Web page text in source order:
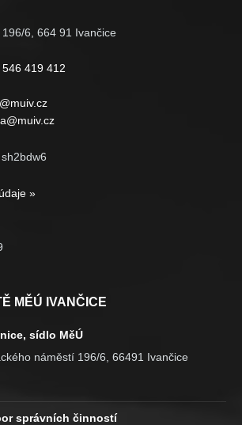
6, 664 91 Ivančice
546 419 412
»
MĚÚ IVANČICE
sídlo MěÚ
náměstí 196/6, 66491 Ivančice
správních činností